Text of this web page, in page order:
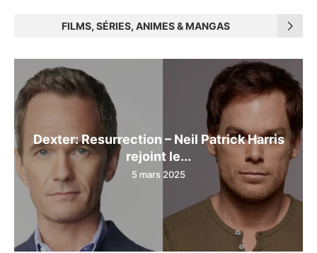
FILMS, SÉRIES, ANIMES & MANGAS
Dexter: Resurrection – Neil Patrick Harris
rejoint le...
5 mars 2025